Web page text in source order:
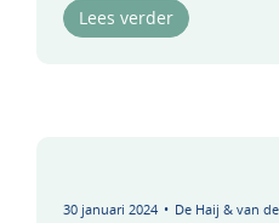
Lees verder
30 januari 2024 • De Haij & van